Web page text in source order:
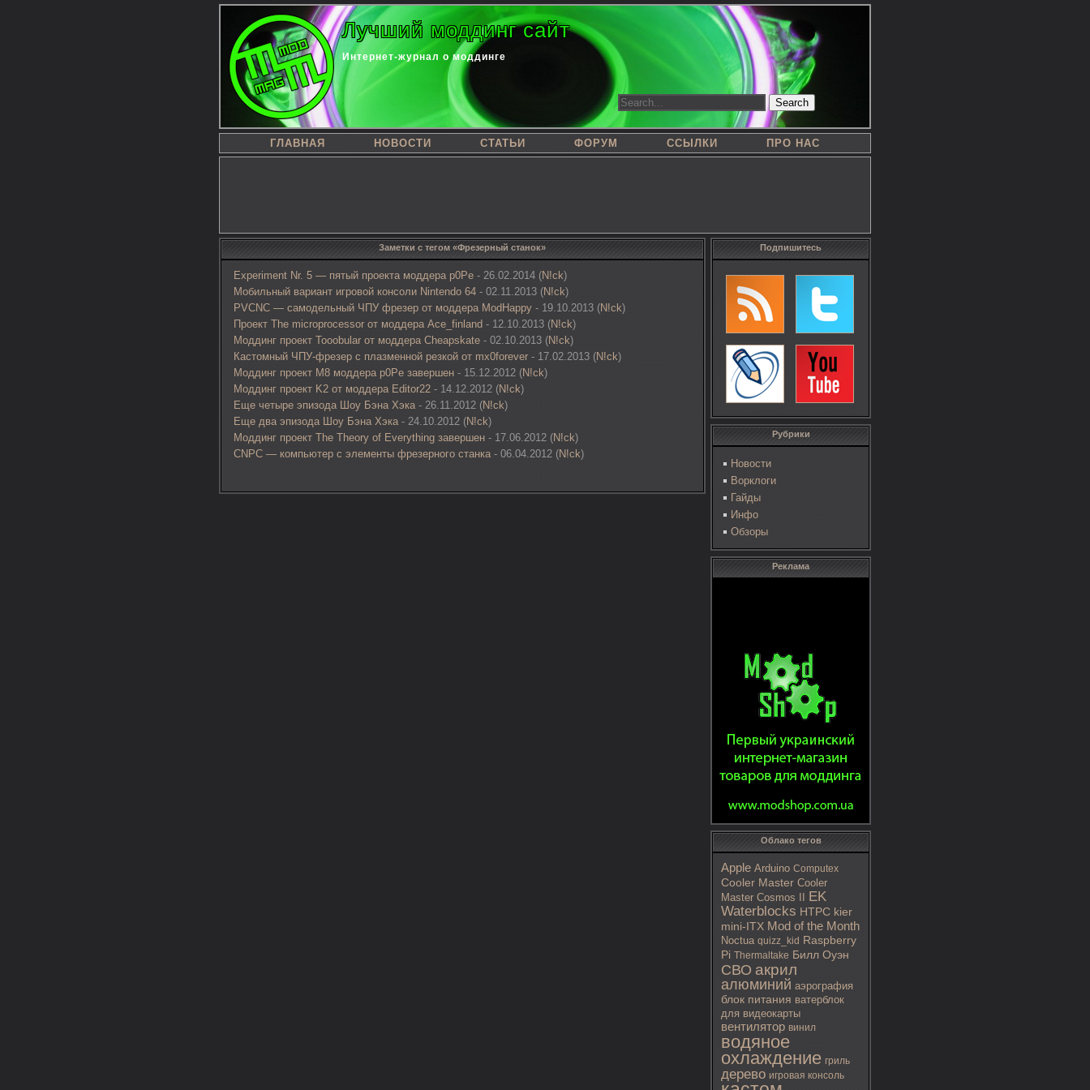
Лучший моддинг сайт
Интернет-журнал о моддинге
Search
ГЛАВНАЯ НОВОСТИ СТАТЬИ ФОРУМ ССЫЛКИ ПРО НАС
Подпишитесь
Рубрики
Новости
Ворклоги
Гайды
Инфо
Обзоры
Реклама
Облако тегов
Apple Arduino Computex
Cooler Master Cooler
Master Cosmos II
EK
Waterblocks HTPC kier
mini-ITX Mod of the Month
Noctua quizz_kid Raspberry
Pi Thermaltake Билл Оуэн
СВО акрил
алюминий аэрография
блок питания ватерблок
для видеокарты
вентилятор винил
водяное
охлаждение гриль
дерево игровая консоль
Заметки с тегом «Фрезерный станок»
Experiment Nr. 5 — пятый проекта моддера p0Pe - 26.02.2014 (N!ck)
Мобильный вариант игровой консоли Nintendo 64 - 02.11.2013 (N!ck)
PVCNC — самодельный ЧПУ фрезер от моддера ModHappy - 19.10.2013 (N!ck)
Проект The microprocessor от моддера Ace_finland - 12.10.2013 (N!ck)
Моддинг проект Tooobular от моддера Cheapskate - 02.10.2013 (N!ck)
Кастомный ЧПУ-фрезер с плазменной резкой от mx0forever - 17.02.2013 (N!ck)
Моддинг проект M8 моддера p0Pe завершен - 15.12.2012 (N!ck)
Моддинг проект K2 от моддера Editor22 - 14.12.2012 (N!ck)
Еще четыре эпизода Шоу Бэна Хэка - 26.11.2012 (N!ck)
Еще два эпизода Шоу Бэна Хэка - 24.10.2012 (N!ck)
Моддинг проект The Theory of Everything завершен - 17.06.2012 (N!ck)
CNPC — компьютер с элементы фрезерного станка - 06.04.2012 (N!ck)